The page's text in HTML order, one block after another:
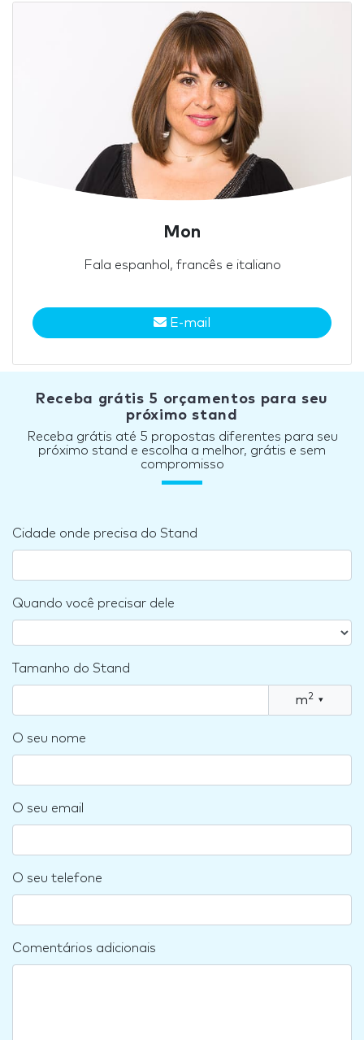
Mon
Fala espanhol, francês e italiano
E-mail
Receba grátis 5 orçamentos para seu
próximo stand
Receba grátis até 5 propostas diferentes para seu
próximo stand e escolha a melhor, grátis e sem
compromisso
Cidade onde precisa do Stand
Quando você precisar dele
Tamanho do Stand
m2 ▾
O seu nome
O seu email
O seu telefone
Comentários adicionais